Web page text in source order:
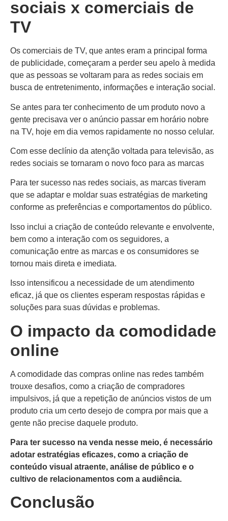
sociais x comerciais de
TV
Os comerciais de TV, que antes eram a principal forma
de publicidade, começaram a perder seu apelo à medida
que as pessoas se voltaram para as redes sociais em
busca de entretenimento, informações e interação social.
Se antes para ter conhecimento de um produto novo a
gente precisava ver o anúncio passar em horário nobre
na TV, hoje em dia vemos rapidamente no nosso celular.
Com esse declínio da atenção voltada para televisão, as
redes sociais se tornaram o novo foco para as marcas
Para ter sucesso nas redes sociais, as marcas tiveram
que se adaptar e moldar suas estratégias de marketing
conforme as preferências e comportamentos do público.
Isso inclui a criação de conteúdo relevante e envolvente,
bem como a interação com os seguidores, a
comunicação entre as marcas e os consumidores se
tornou mais direta e imediata.
Isso intensificou a necessidade de um atendimento
eficaz, já que os clientes esperam respostas rápidas e
soluções para suas dúvidas e problemas.
O impacto da comodidade
online
A comodidade das compras online nas redes também
trouxe desafios, como a criação de compradores
impulsivos, já que a repetição de anúncios vistos de um
produto cria um certo desejo de compra por mais que a
gente não precise daquele produto.
Para ter sucesso na venda nesse meio, é necessário
adotar estratégias eficazes, como a criação de
conteúdo visual atraente, análise de público e o
cultivo de relacionamentos com a audiência.
Conclusão